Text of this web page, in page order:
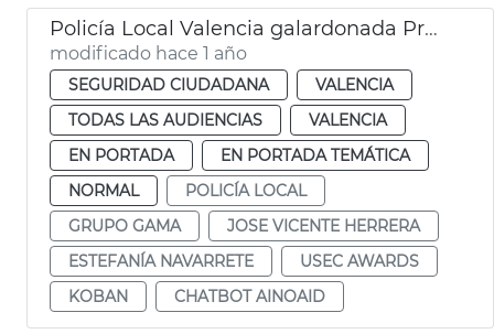
Policía Local Valencia galardonada Premios USEC
modificado hace 1 año
SEGURIDAD CIUDADANA
VALENCIA
TODAS LAS AUDIENCIAS
VALENCIA
EN PORTADA
EN PORTADA TEMÁTICA
NORMAL
POLICÍA LOCAL
GRUPO GAMA
JOSE VICENTE HERRERA
ESTEFANÍA NAVARRETE
USEC AWARDS
KOBAN
CHATBOT AINOAID